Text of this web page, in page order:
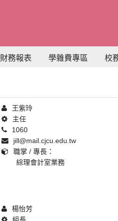
財務報表 學雜費專區 校
王紫玲
主任
1060
jill@mail.cjcu.edu.tw
職掌 / 專長：
綜理會計室業務
楊怡芳